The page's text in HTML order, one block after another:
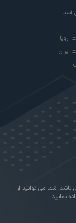
اروپا
ایران
شما می توانید از
نمایید.